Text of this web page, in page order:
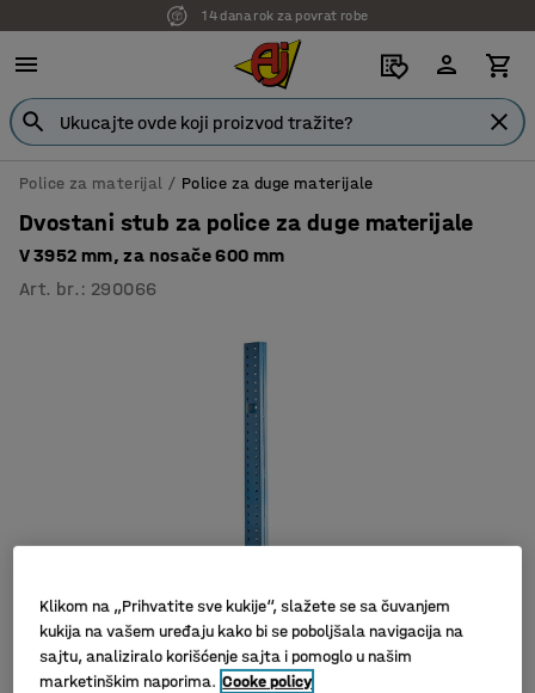
14 dana rok za povrat robe
Police za materijal Police za duge materijale
Dvostani stub za police za duge materijale
V 3952 mm, za nosače 600 mm
Art. br. : 290066
Klikom na „Prihvatite sve kukije“, slažete se sa čuvanjem
kukija na vašem uređaju kako bi se poboljšala navigacija na
sajtu, analiziralo korišćenje sajta i pomoglo u našim
marketinškim naporima. Cooke policy